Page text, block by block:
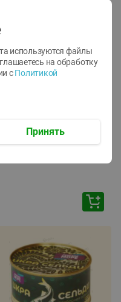
ТОФУ Vegetus ТВЕРДЫЙ
используются файлы
на обработку
с Политикой
Принять